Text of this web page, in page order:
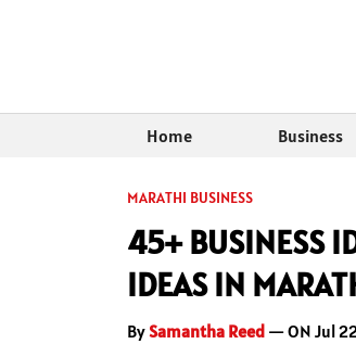
Home Business
MARATHI BUSINESS
45+ BUSINESS
IDEAS IN
BySamantha Reed — ON Jul